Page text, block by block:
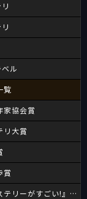
ル
覧
家協会賞
リ大賞
賞
テリーがすごい!』大賞